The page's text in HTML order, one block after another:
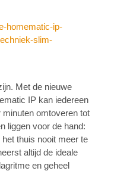
homematic-ip-
slim-
Met de nieuwe
IP kan iedereen
minuten omtoveren tot
liggen voor de hand:
thuis nooit meer te
altijd de ideale
en geheel